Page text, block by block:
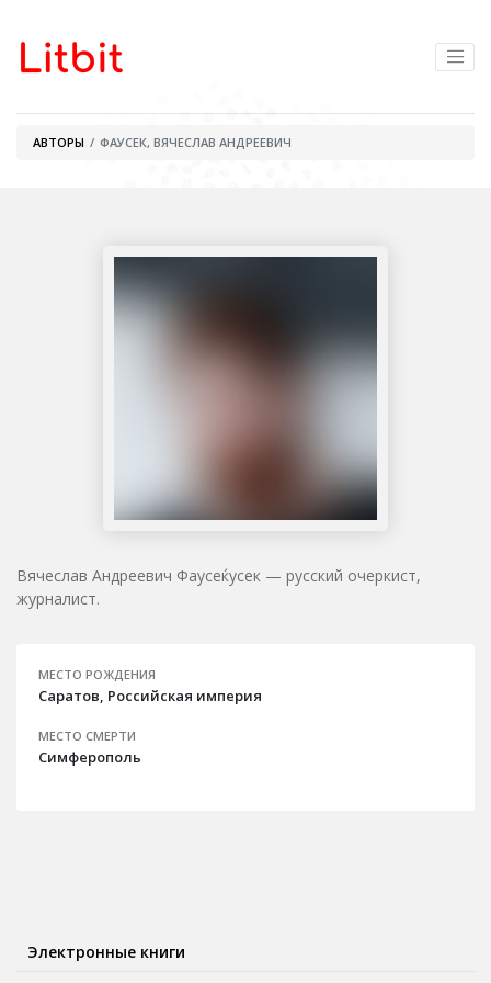
АВТОРЫ ФАУСЕК, ВЯЧЕСЛАВ АНДРЕЕВИЧ
Вячеслав Андреевич Фаусеќусек — русский очеркист,
журналист.
МЕСТО РОЖДЕНИЯ
Саратов, Российская империя
МЕСТО СМЕРТИ
Симферополь
Электронные книги